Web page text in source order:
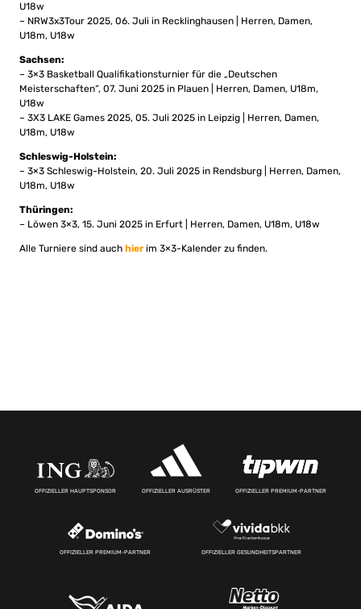
U18w
– NRW3x3Tour 2025, 06. Juli in Recklinghausen | Herren, Damen,
U18m, U18w
Sachsen:
– 3×3 Basketball Qualifikationsturnier für die „Deutschen
Meisterschaften“, 07. Juni 2025 in Plauen | Herren, Damen, U18m,
U18w
– 3X3 LAKE Games 2025, 05. Juli 2025 in Leipzig | Herren, Damen,
U18m, U18w
Schleswig-Holstein:
– 3×3 Schleswig-Holstein, 20. Juli 2025 in Rendsburg | Herren, Damen,
U18m, U18w
Thüringen:
– Löwen 3×3, 15. Juni 2025 in Erfurt | Herren, Damen, U18m, U18w
Alle Turniere sind auch hierim 3×3-Kalender zu finden.
OFFIZIELLER HAUPTSPONSOR OFFIZIELLER AUSRÜSTER OFFIZIELLER PREMIUM-PARTNER
OFFIZIELLER PREMIUM-PARTNER OFFIZIELLER GESUNDHEITSPARTNER